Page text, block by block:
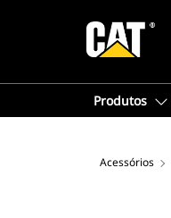
Produtos
Acessórios